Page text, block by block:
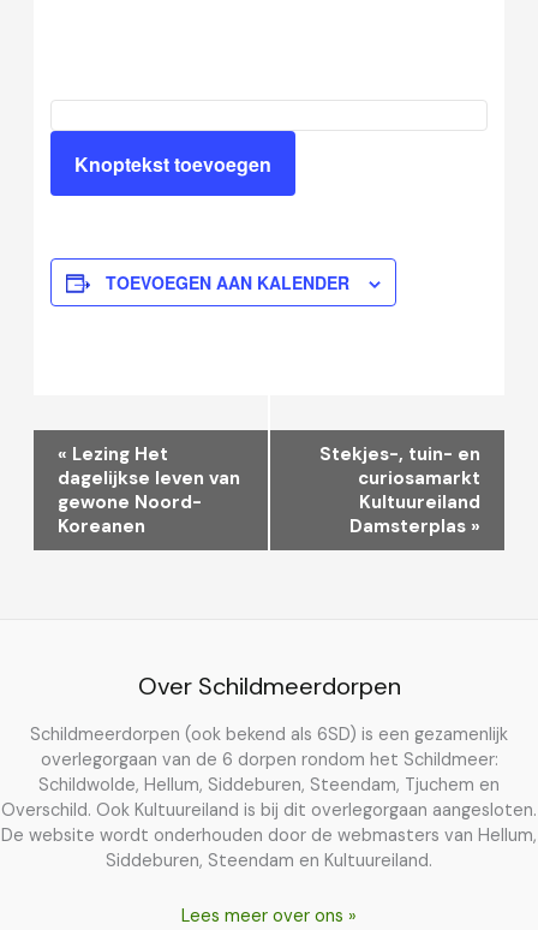
Knoptekst toevoegen
TOEVOEGEN AAN KALENDER
Evenement
Navigatie
« Lezing Het
dagelijkse leven van
gewone Noord-
Koreanen
Stekjes-, tuin- en
curiosamarkt
Kultuureiland
Damsterplas »
Over Schildmeerdorpen
Schildmeerdorpen (ook bekend als 6SD) is een gezamenlijk
overlegorgaan van de 6 dorpen rondom het Schildmeer:
Schildwolde, Hellum, Siddeburen, Steendam, Tjuchem en
Overschild. Ook Kultuureiland is bij dit overlegorgaan aangesloten.
De website wordt onderhouden door de webmasters van Hellum,
Siddeburen, Steendam en Kultuureiland.
Lees meer over ons »